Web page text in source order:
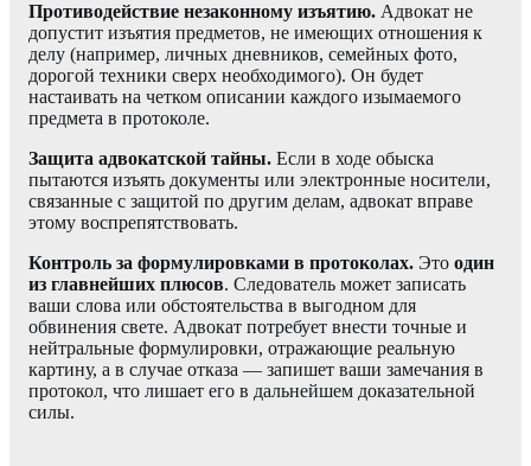
Противодействие незаконному изъятию. Адвокат не
допустит изъятия предметов, не имеющих отношения к
делу (например, личных дневников, семейных фото,
дорогой техники сверх необходимого). Он будет
настаивать на четком описании каждого изымаемого
предмета в протоколе.
Защита адвокатской тайны. Если в ходе обыска
пытаются изъять документы или электронные носители,
связанные с защитой по другим делам, адвокат вправе
этому воспрепятствовать.
Контроль за формулировками в протоколах. Это один
из главнейших плюсов. Следователь может записать
ваши слова или обстоятельства в выгодном для
обвинения свете. Адвокат потребует внести точные и
нейтральные формулировки, отражающие реальную
картину, а в случае отказа — запишет ваши замечания в
протокол, что лишает его в дальнейшем доказательной
силы.